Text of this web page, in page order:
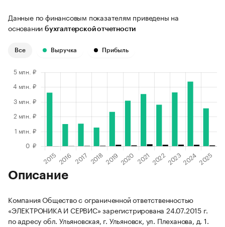
Данные по финансовым показателям приведены на
основании бухгалтерской отчетности
Все Выручка Прибыль
Описание
Компания Общество с ограниченной ответственностью
«ЭЛЕКТРОНИКА И СЕРВИС» зарегистрирована 24.07.2015 г.
по адресу обл. Ульяновская, г. Ульяновск, ул. Плеханова, д. 1.